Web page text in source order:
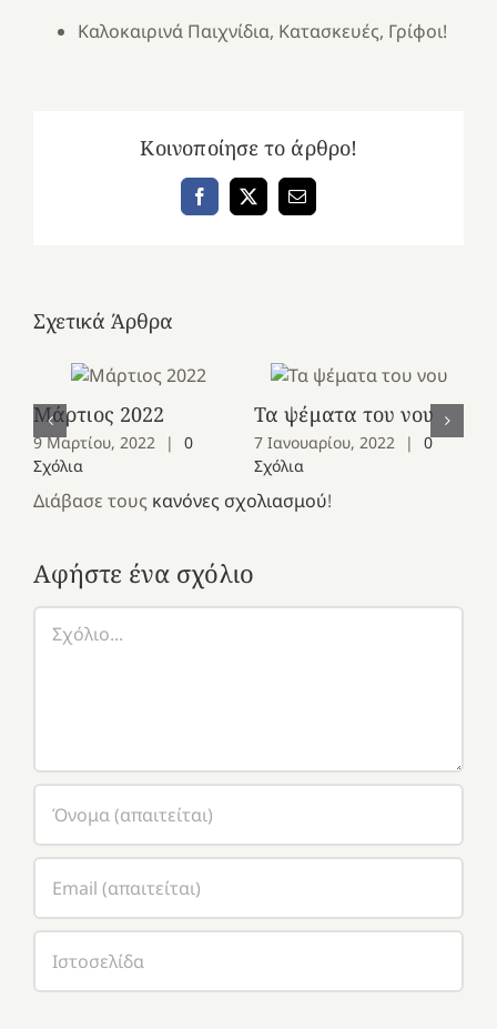
Καλοκαιρινά Παιχνίδια, Κατασκευές, Γρίφοι!
Κοινοποίησε το άρθρο!
Facebook
X Email
Σχετικά Άρθρα
Μάρτιος 2022
9 Μαρτίου, 2022 |
0
Σχόλια
Τα ψέματα του νου
7 Ιανουαρίου, 2022 |
0
Σχόλια
Διάβασε τους κανόνες σχολιασμού!
Αφήστε ένα σχόλιο